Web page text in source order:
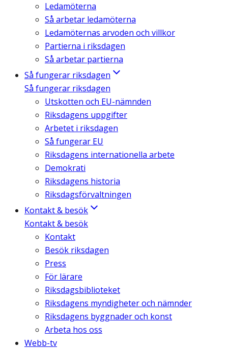
Ledamöterna
Så arbetar ledamöterna
Ledamöternas arvoden och villkor
Partierna i riksdagen
Så arbetar partierna
Så fungerar riksdagen
Så fungerar riksdagen
Utskotten och EU-nämnden
Riksdagens uppgifter
Arbetet i riksdagen
Så fungerar EU
Riksdagens internationella arbete
Demokrati
Riksdagens historia
Riksdagsförvaltningen
Kontakt & besök
Kontakt & besök
Kontakt
Besök riksdagen
Press
För lärare
Riksdagsbiblioteket
Riksdagens myndigheter och nämnder
Riksdagens byggnader och konst
Arbeta hos oss
Webb-tv